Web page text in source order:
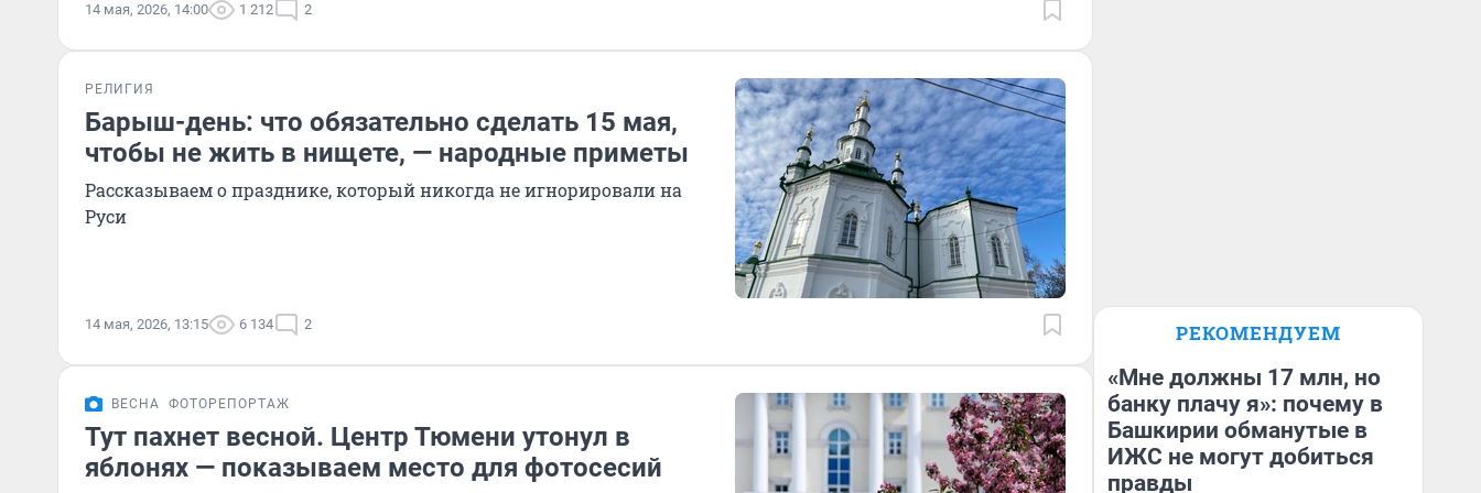
14 мая, 2026, 14:00 1 212 2
РЕЛИГИЯ
Барыш-день: что обязательно сделать 15 мая,
чтобы не жить в нищете, — народные приметы
Рассказываем о празднике, который никогда не игнорировали на
Руси
14 мая, 2026, 13:15 6 134 2
ВЕСНА ФОТОРЕПОРТАЖ
Тут пахнет весной. Центр Тюмени утонул в
яблонях — показываем место для фотосесий
РЕКОМЕНДУЕМ
«Мне должны 17 млн, но
банку плачу я»: почему в
Башкирии обманутые в
ИЖС не могут добиться
правды